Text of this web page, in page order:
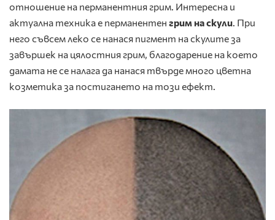
отношение на перманентния грим. Интересна и
актуална техника е перманентен грим на скули. При
него съвсем леко се нанася пигмент на скулите за
завършек на цялостния грим, благодарение на което
дамата не се налага да нанася твърде много цветна
козметика за постигането на този ефект.